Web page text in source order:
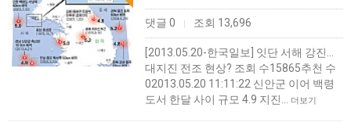
댓글 0 | 조회 13,696
[2013.05.20-한국일보] 잇단 서해 강진…
대지진 전조 현상? 조회 수15865추천 수
02013.05.20 11:11:22 신안군 이어 백령
도서 한달 사이 규모 4.9 지진…
더보기